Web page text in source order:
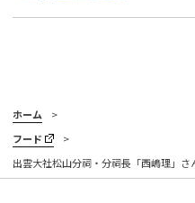
ホーム
フード
出雲大社松山分祠・分祠長「西嶋理」さ